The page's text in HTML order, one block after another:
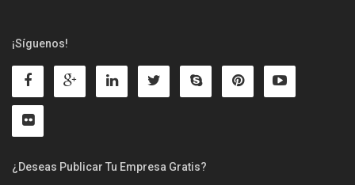
¡Síguenos!
¿Deseas Publicar Tu Empresa Gratis?